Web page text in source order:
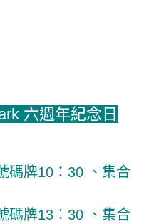
六週年紀念日
碼牌10：30 、集合
碼牌13：30 、集合